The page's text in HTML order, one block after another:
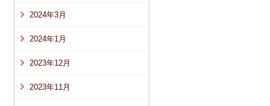
2024年3月
2024年1月
2023年12月
2023年11月